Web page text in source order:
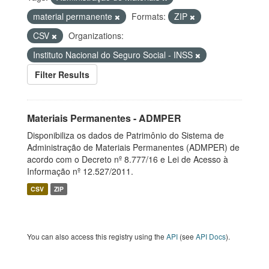
material permanente
Formats:
ZIP
CSV
Organizations:
Instituto Nacional do Seguro Social - INSS
Filter Results
Materiais Permanentes - ADMPER
Disponibiliza os dados de Patrimônio do Sistema de
Administração de Materiais Permanentes (ADMPER) de
acordo com o Decreto nº 8.777/16 e Lei de Acesso à
Informação nº 12.527/2011.
CSV ZIP
You can also access this registry using the API (see API Docs).